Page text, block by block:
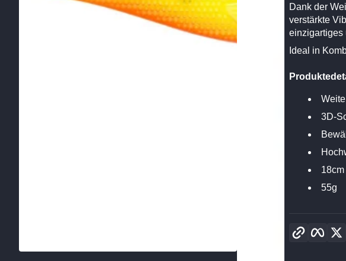
Dank der
verstärkte
einzigartiges
Ideal in
3D-
18cm
55g